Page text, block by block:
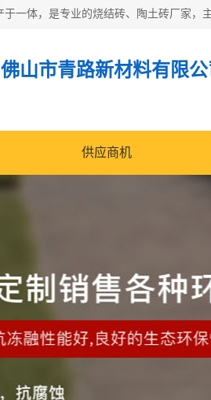
佛山市青路新材料有限公
供应商机